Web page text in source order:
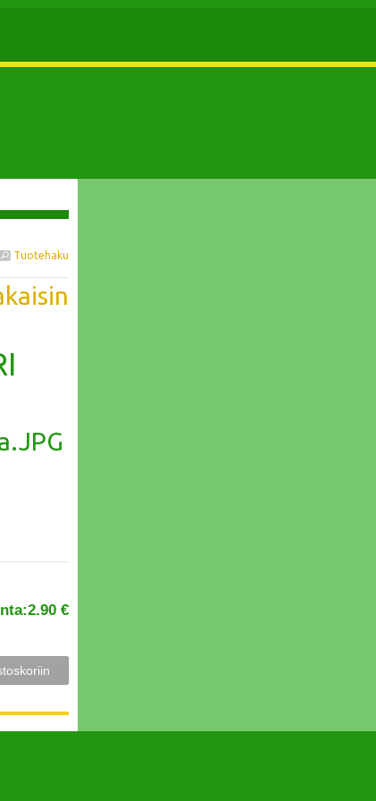
Tuotehaku
2.90 €